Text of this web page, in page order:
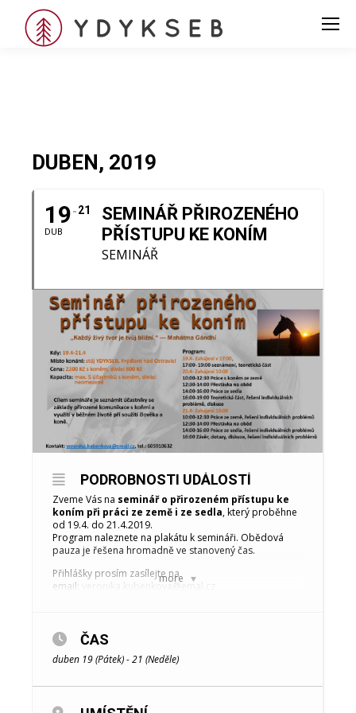
DUBEN, 2019
19
DUB
21
SEMINÁŘ PŘIROZENÉHO
PŘÍSTUPU KE KONÍM
SEMINÁŘ
more
PODROBNOSTI UDÁLOSTÍ
Zveme Vás na seminář o přirozeném přístupu ke
koním při práci ze země i ze sedla, který proběhne
od 19.4. do 21.4.2019.
Program naleznete na plakátu k semináři. Obědová
pauza je řešena hromadně ve stanovený čas.
Přihlášky prosím zasílejte na
email:
veronika.kubenkova@emal.cz
Výše zálohy:
účastník s koněm 1.000,- Kč / divák 300,-Kč
Celkové ceny:
Rozdíl konečné ceny a zálohy bude vybírán na místě v
ČAS
duben 19 (Pátek) - 21 (Neděle)